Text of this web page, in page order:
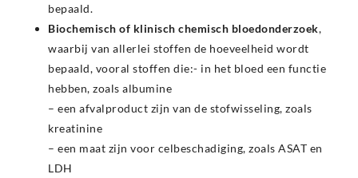
bepaald.
Biochemisch of klinisch chemisch bloedonderzoek,
waarbij van allerlei stoffen de hoeveelheid wordt
bepaald, vooral stoffen die:- in het bloed een functie
hebben, zoals albumine
– een afvalproduct zijn van de stofwisseling, zoals
kreatinine
– een maat zijn voor celbeschadiging, zoals ASAT en
LDH